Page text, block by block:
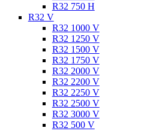
R32 750 H
R32 V
R32 1000 V
R32 1250 V
R32 1500 V
R32 1750 V
R32 2000 V
R32 2200 V
R32 2250 V
R32 2500 V
R32 3000 V
R32 500 V